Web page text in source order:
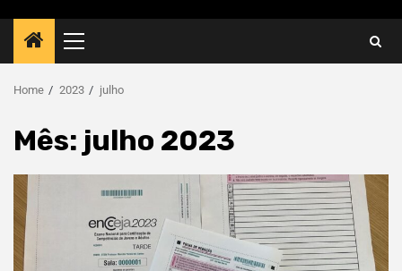
Home 2023 julho
Mês: julho 2023